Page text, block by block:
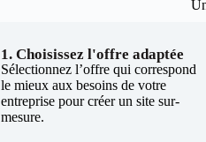
1. Choisissez l'offre adaptée
Sélectionnez l’offre qui correspond
le mieux aux besoins de votre
entreprise pour créer un site sur-
mesure.